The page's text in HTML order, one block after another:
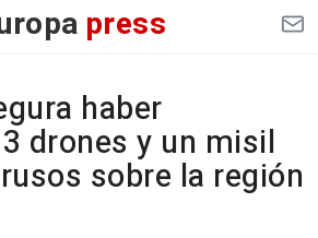
press
haber
drones y un misil
sobre la región